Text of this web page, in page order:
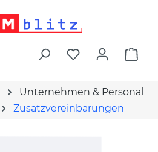
Unternehmen & Personal
Zusatzvereinbarungen